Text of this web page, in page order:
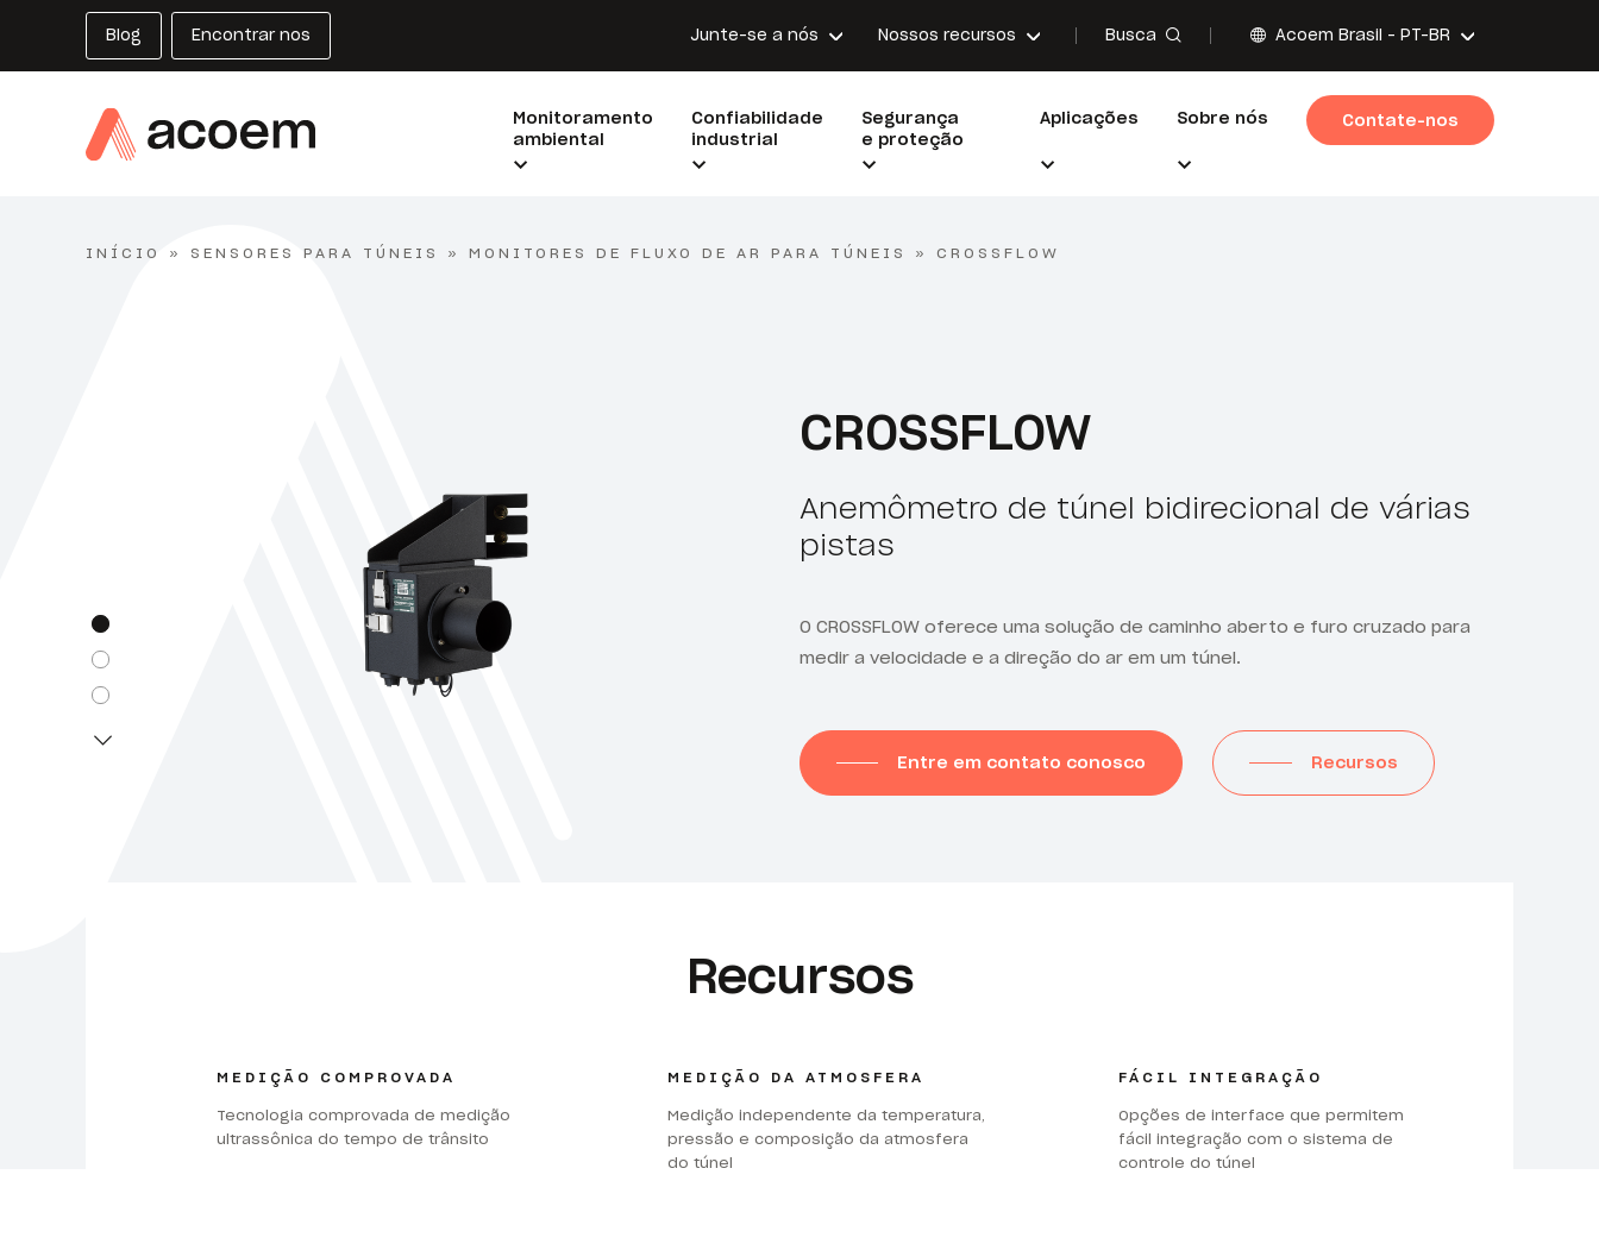
Blog Encontrar nos Junte-se a nós Nossos recursos Busca Acoem Brasil - PT-BR
Monitoramento
ambiental
Confiabilidade
industrial
Segurança
e proteção
Aplicações Sobre nós Contate-nos
INÍCIO » SENSORES PARA TÚNEIS » MONITORES DE FLUXO DE AR PARA TÚNEIS » CROSSFLOW
CROSSFLOW
Anemômetro de túnel bidirecional de várias
pistas
O CROSSFLOW oferece uma solução de caminho aberto e furo cruzado para
medir a velocidade e a direção do ar em um túnel.
Entre em contato conosco Recursos
Recursos
MEDIÇÃO COMPROVADA
Tecnologia comprovada de medição
ultrassônica do tempo de trânsito
MEDIÇÃO DA ATMOSFERA
Medição independente da temperatura,
pressão e composição da atmosfera
do túnel
FÁCIL INTEGRAÇÃO
Opções de interface que permitem
fácil integração com o sistema de
controle do túnel